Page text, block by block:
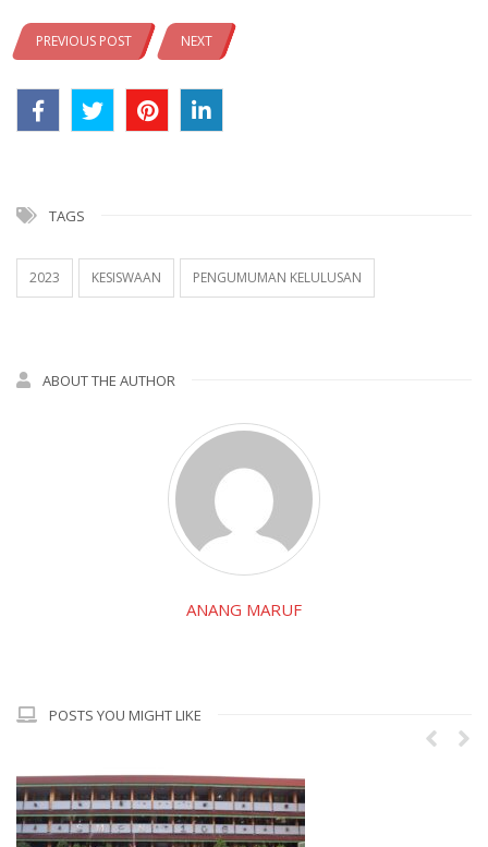
PREVIOUS POST NEXT
TAGS
2023 KESISWAAN PENGUMUMAN KELULUSAN
ABOUT THE AUTHOR
ANANG MARUF
POSTS YOU MIGHT LIKE